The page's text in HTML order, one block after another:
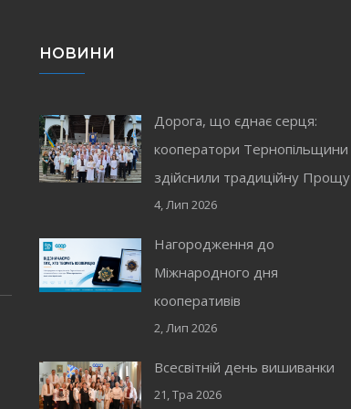
НОВИНИ
Дорога, що єднає серця:
кооператори Тернопільщини
здійснили традиційну Прощу
4, Лип 2026
Нагородження до
Міжнародного дня
кооперативів
2, Лип 2026
Всесвітній день вишиванки
21, Тра 2026